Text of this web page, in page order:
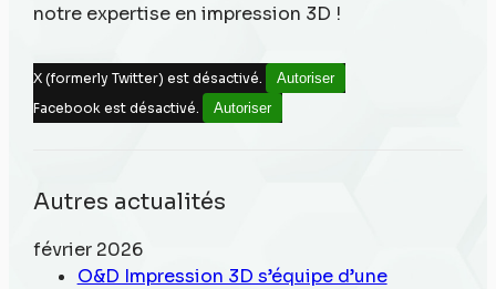
notre expertise en impression 3D !
X (formerly Twitter) est désactivé.
Autoriser
Facebook est désactivé.
Autoriser
Autres actualités
février 2026
O&D Impression 3D s’équipe d’une